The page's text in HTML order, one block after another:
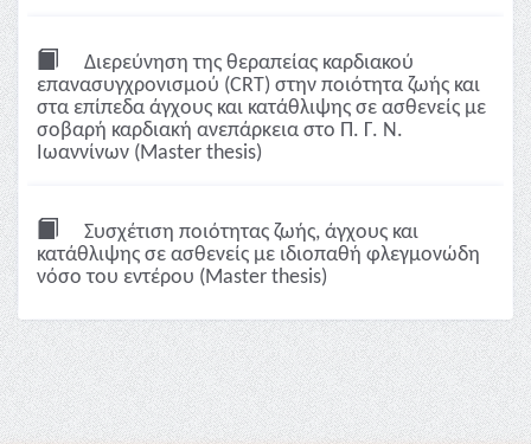
Διερεύνηση της θεραπείας καρδιακού
επανασυγχρονισμού (CRT) στην ποιότητα ζωής και
στα επίπεδα άγχους και κατάθλιψης σε ασθενείς με
σοβαρή καρδιακή ανεπάρκεια στο Π. Γ. Ν.
Ιωαννίνων (Master thesis)
Συσχέτιση ποιότητας ζωής, άγχους και
κατάθλιψης σε ασθενείς με ιδιοπαθή φλεγμονώδη
νόσο του εντέρου (Master thesis)